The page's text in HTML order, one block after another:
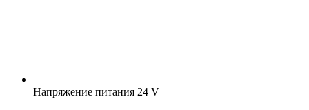
Напряжение питания 24 V